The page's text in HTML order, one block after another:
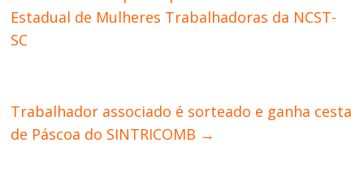
Estadual de Mulheres Trabalhadoras da NCST-
SC
Trabalhador associado é sorteado e ganha cesta
de Páscoa do SINTRICOMB →